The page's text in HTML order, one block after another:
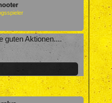
guten Aktionen....